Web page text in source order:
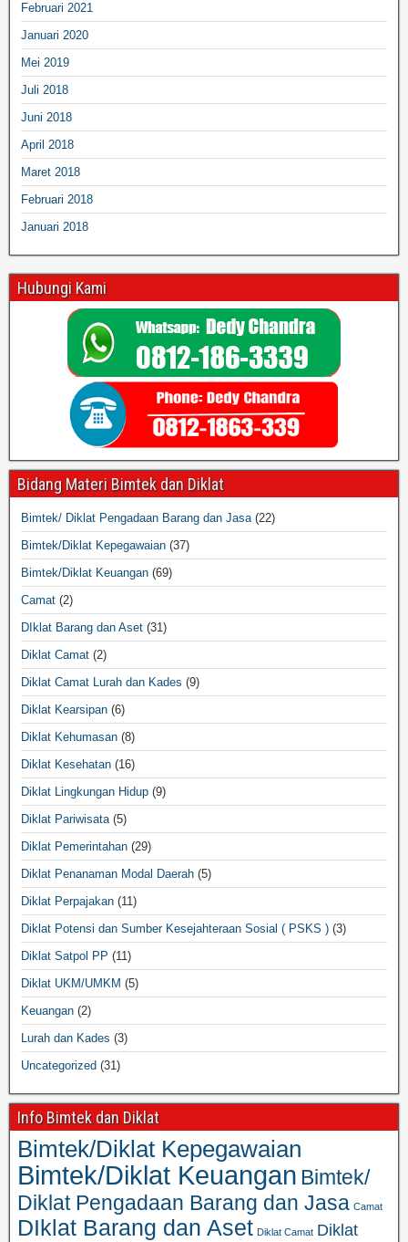
Februari 2021
Januari 2020
Mei 2019
Juli 2018
Juni 2018
April 2018
Maret 2018
Februari 2018
Januari 2018
Hubungi Kami
Bidang Materi Bimtek dan Diklat
Bimtek/ Diklat Pengadaan Barang dan Jasa(22)
Bimtek/Diklat Kepegawaian (37)
Bimtek/Diklat Keuangan (69)
Camat (2)
DIklat Barang dan Aset (31)
Diklat Camat (2)
Diklat Camat Lurah dan Kades (9)
Diklat Kearsipan (6)
Diklat Kehumasan (8)
Diklat Kesehatan (16)
Diklat Lingkungan Hidup (9)
Diklat Pariwisata(5)
Diklat Pemerintahan (29)
Diklat Penanaman Modal Daerah (5)
Diklat Perpajakan (11)
Diklat Potensi dan Sumber Kesejahteraan Sosial ( PSKS ) (3)
Diklat Satpol PP (11)
Diklat UKM/UMKM (5)
Keuangan (2)
Lurah dan Kades (3)
Uncategorized (31)
Info Bimtek dan Diklat
Bimtek/Diklat Kepegawaian
Bimtek/Diklat Keuangan Bimtek/
Diklat Pengadaan Barang dan Jasa Camat
DIklat Barang dan Aset Diklat Camat Diklat